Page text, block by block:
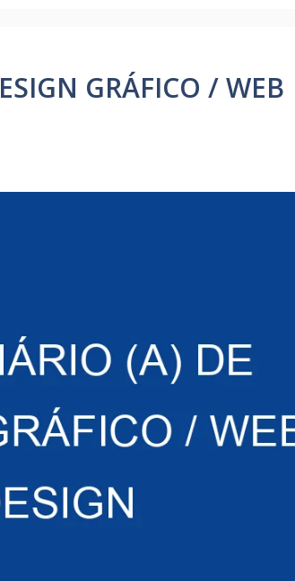
GRÁFICO / WEB